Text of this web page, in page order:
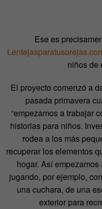
Ese es
niños de
El proyecto comenzó a
pasada primavera
“empezamos a trabajar
historias para niños.
rodea a los más
recuperar los elementos
hogar. Así
jugando, por ejemplo,
una cuchara, de una
exterior para